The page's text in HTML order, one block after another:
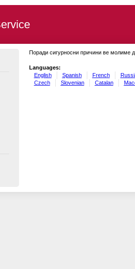
Поради сигурносни причини ве молиме
Languages:
English
Spanish French
Czech
Slovenian Catalan